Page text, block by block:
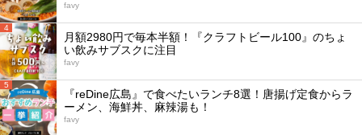
favy
4
月額2980円で毎本半額！『クラフトビール100』のちょ
い飲みサブスクに注目
favy
5
『reDine広島』で食べたいランチ8選！唐揚げ定食からラ
ーメン、海鮮丼、麻辣湯も！
favy